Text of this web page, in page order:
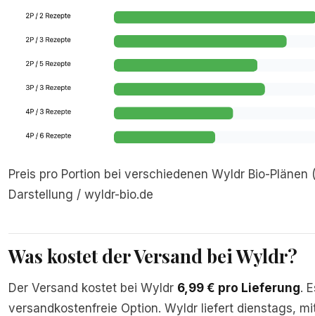
Preis pro Portion bei verschiedenen Wyldr Bio-Plänen
Darstellung / wyldr-bio.de
Was kostet der Versand bei Wyldr?
Der Versand kostet bei Wyldr 6,99 € pro Lieferung.
versandkostenfreie Option. Wyldr liefert dienstags,